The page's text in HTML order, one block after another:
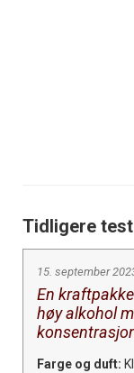
Tidligere
15. september
En
høy alkohol
Farge og duft: